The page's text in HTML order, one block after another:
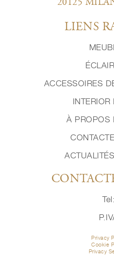
20125
LIENS
ACCESSOIRES
INTERIOR
À PROPOS
Tel:
Privacy
Cookie
Privacy